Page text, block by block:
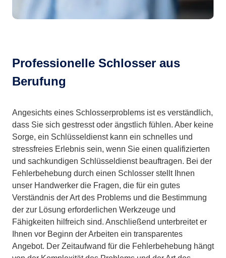
Professionelle Schlosser aus
Berufung
Angesichts eines Schlosserproblems ist es verständlich,
dass Sie sich gestresst oder ängstlich fühlen. Aber keine
Sorge, ein Schlüsseldienst kann ein schnelles und
stressfreies Erlebnis sein, wenn Sie einen qualifizierten
und sachkundigen Schlüsseldienst beauftragen. Bei der
Fehlerbehebung durch einen Schlosser stellt Ihnen
unser Handwerker die Fragen, die für ein gutes
Verständnis der Art des Problems und die Bestimmung
der zur Lösung erforderlichen Werkzeuge und
Fähigkeiten hilfreich sind. Anschließend unterbreitet er
Ihnen vor Beginn der Arbeiten ein transparentes
Angebot. Der Zeitaufwand für die Fehlerbehebung hängt